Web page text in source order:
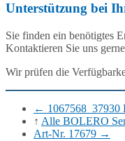
Unterstützung bei
Sie finden ein benötigtes
Kontaktieren Sie uns
Wir prüfen die
←
↑ Alle BOLERO
Art-Nr. 17679 →